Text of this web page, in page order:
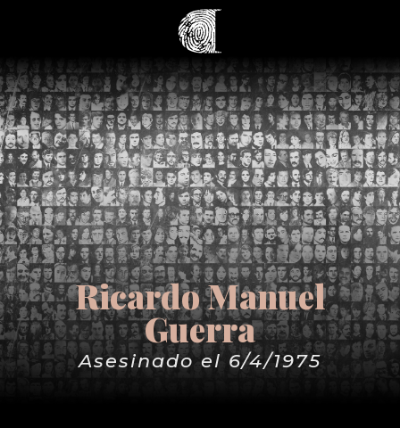
Ricardo Manuel
Guerra
Asesinado el 6/4/1975